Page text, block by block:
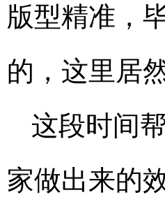
版型精准，
的，这里居
这段时间
家做出来的